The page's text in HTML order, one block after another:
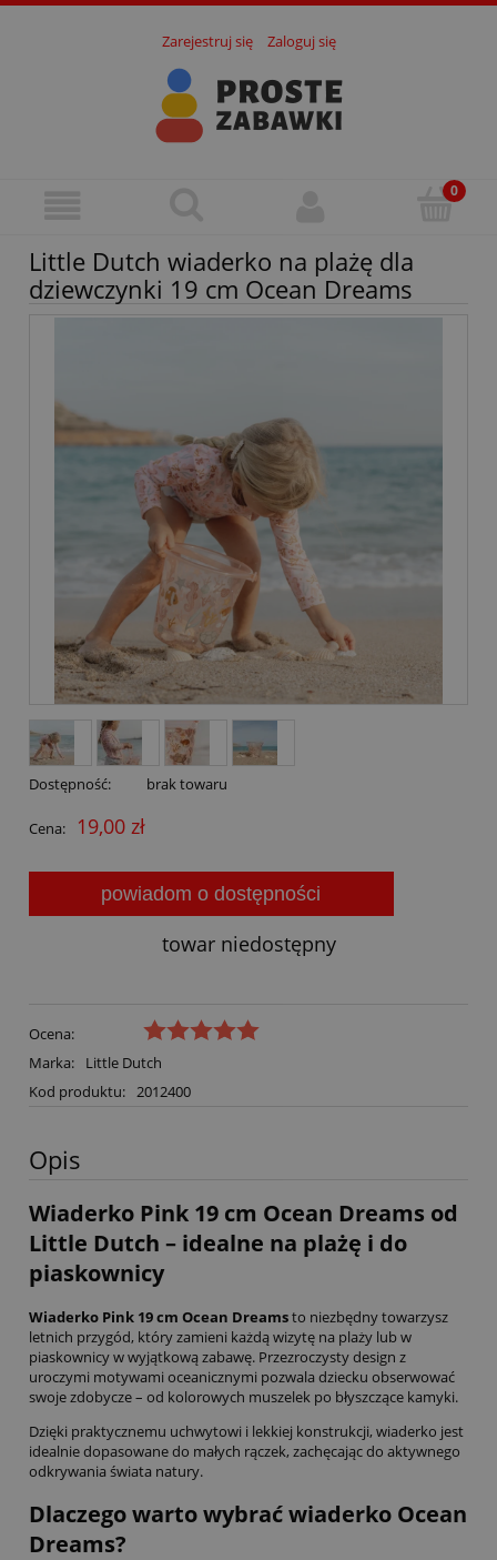
Zarejestruj się Zaloguj się
Little Dutch wiaderko na plażę dla
dziewczynki 19 cm Ocean Dreams
Dostępność: brak towaru
Cena: 19,00 zł
powiadom o dostępności
towar niedostępny
Ocena:
Marka:
Little Dutch
Kod produktu: 2012400
Opis
Wiaderko Pink 19 cm Ocean Dreams od
Little Dutch – idealne na plażę i do
piaskownicy
Wiaderko Pink 19 cm Ocean Dreamsto niezbędny towarzysz
letnich przygód, który zamieni każdą wizytę na plaży lub w
piaskownicy w wyjątkową zabawę. Przezroczysty design z
uroczymi motywami oceanicznymi pozwala dziecku obserwować
swoje zdobycze – od kolorowych muszelek po błyszczące kamyki.
Dzięki praktycznemu uchwytowi i lekkiej konstrukcji, wiaderko jest
idealnie dopasowane do małych rączek, zachęcając do aktywnego
odkrywania świata natury.
Dlaczego warto wybrać wiaderko Ocean
Dreams?